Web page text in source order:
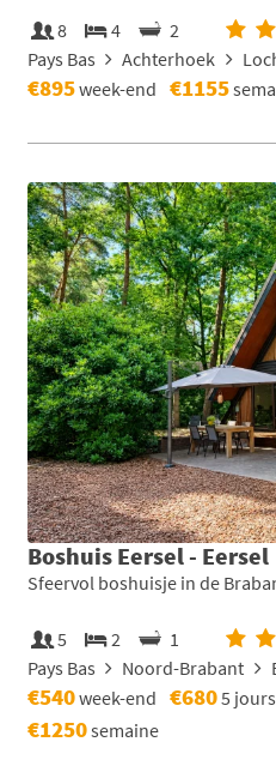
8 4
2
Pays Bas
Achterhoek
€895week-end €1155
Boshuis Eersel - Eersel
Sfeervol boshuisje in de
5 2
1
Pays Bas
Noord-Brabant
€540week-end €6805
€1250semaine